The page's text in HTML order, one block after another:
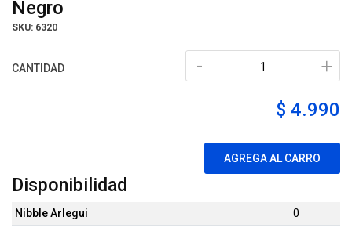
Negro
SKU: 6320
CANTIDAD +
-
$ 4.990
AGREGA AL CARRO
Disponibilidad
Nibble Arlegui
0